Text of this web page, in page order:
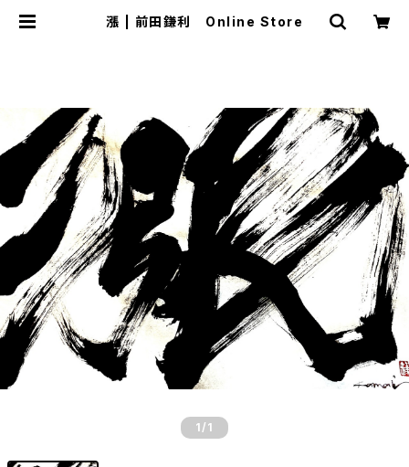
漲 | 前田鎌利 Online Store
1 /1